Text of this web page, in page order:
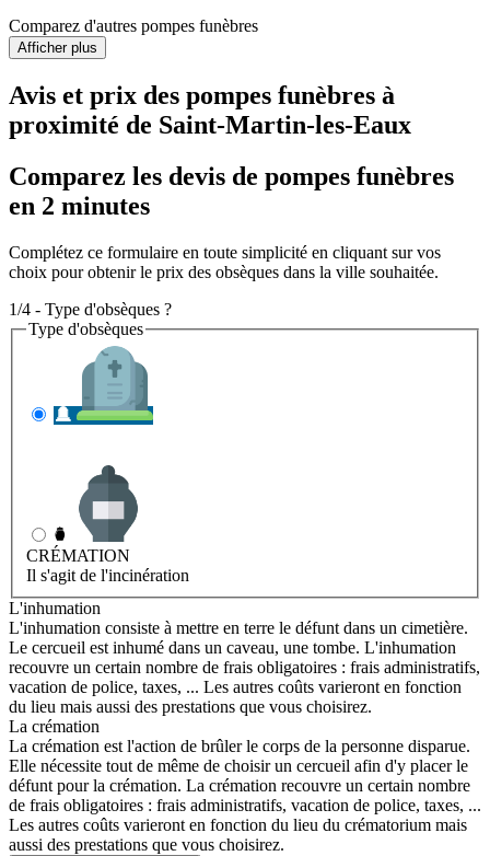
Comparez d'autres pompes funèbres
Afficher plus
Avis et prix des pompes funèbres à
proximité de Saint-Martin-les-Eaux
Comparez les devis de pompes funèbres
en 2 minutes
Complétez ce formulaire en toute simplicité en cliquant sur vos
choix pour obtenir le prix des obsèques dans la ville souhaitée.
1/4 - Type d'obsèques ?
Type d'obsèques
CRÉMATION
Il s'agit de l'incinération
L'inhumation
L'inhumation consiste à mettre en terre le défunt dans un cimetière.
Le cercueil est inhumé dans un caveau, une tombe. L'inhumation
recouvre un certain nombre de frais obligatoires : frais administratifs,
vacation de police, taxes, ... Les autres coûts varieront en fonction
du lieu mais aussi des prestations que vous choisirez.
La crémation
La crémation est l'action de brûler le corps de la personne disparue.
Elle nécessite tout de même de choisir un cercueil afin d'y placer le
défunt pour la crémation. La crémation recouvre un certain nombre
de frais obligatoires : frais administratifs, vacation de police, taxes, ...
Les autres coûts varieront en fonction du lieu du crématorium mais
aussi des prestations que vous choisirez.